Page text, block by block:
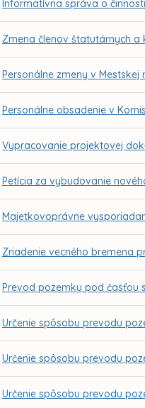
Informatívna správa o
Zmena členov štatutárnych a
Personálne zmeny v Mestskej
Personálne obsadenie v
Vypracovanie projektovej
Petícia za vybudovanie
Majetkovoprávne
Zriadenie vecného bremena
Prevod pozemku pod časťou
Určenie spôsobu prevodu
Určenie spôsobu prevodu
Určenie spôsobu prevodu